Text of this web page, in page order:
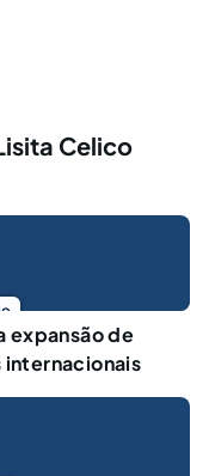
Celico
expansão de